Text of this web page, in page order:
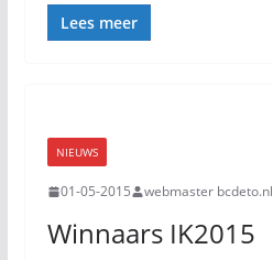
Lees meer
NIEUWS
01-05-2015 webmaster bcdeto.nl
Winnaars IK2015